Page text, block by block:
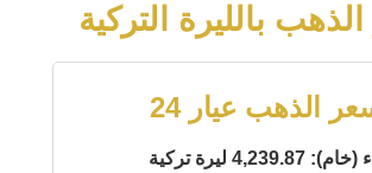
بالليرة التركية
الذهب عيار 24
ليرة تركية